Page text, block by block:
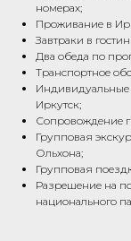
номерах;
Проживание в
Завтраки в
Два обеда по
Транспортное
Иркутск;
Сопровождение
Групповая
Ольхона;
Групповая
Разрешение на
национального